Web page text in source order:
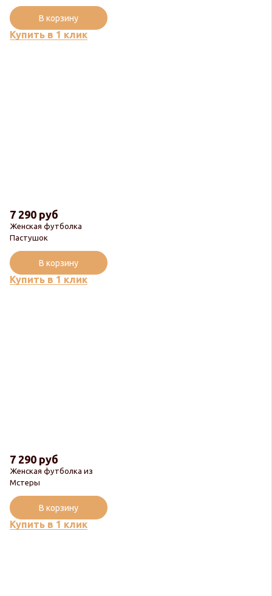
Купить в 1 клик
В корзину
Женская футболка
Пастушок
7 290 руб
Купить в 1 клик
В корзину
Женская футболка из
Мстеры
7 290 руб
Купить в 1 клик
В корзину